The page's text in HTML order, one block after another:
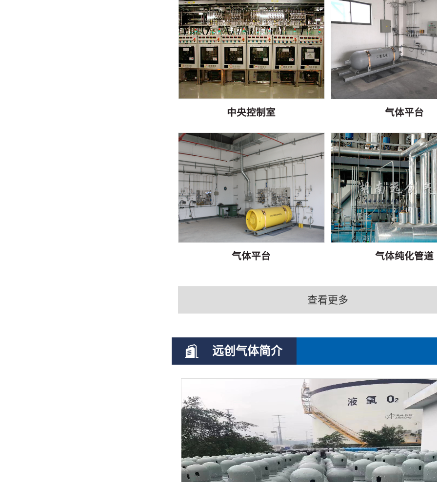
中央控制室 气体平台
气体平台 气体纯化管道
查看更多
远创气体简介